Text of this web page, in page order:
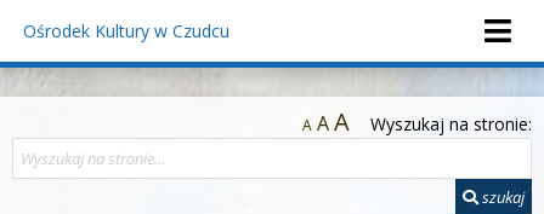
Ośrodek Kultury w Czudcu
A AA Wyszukaj na stronie:
szukaj